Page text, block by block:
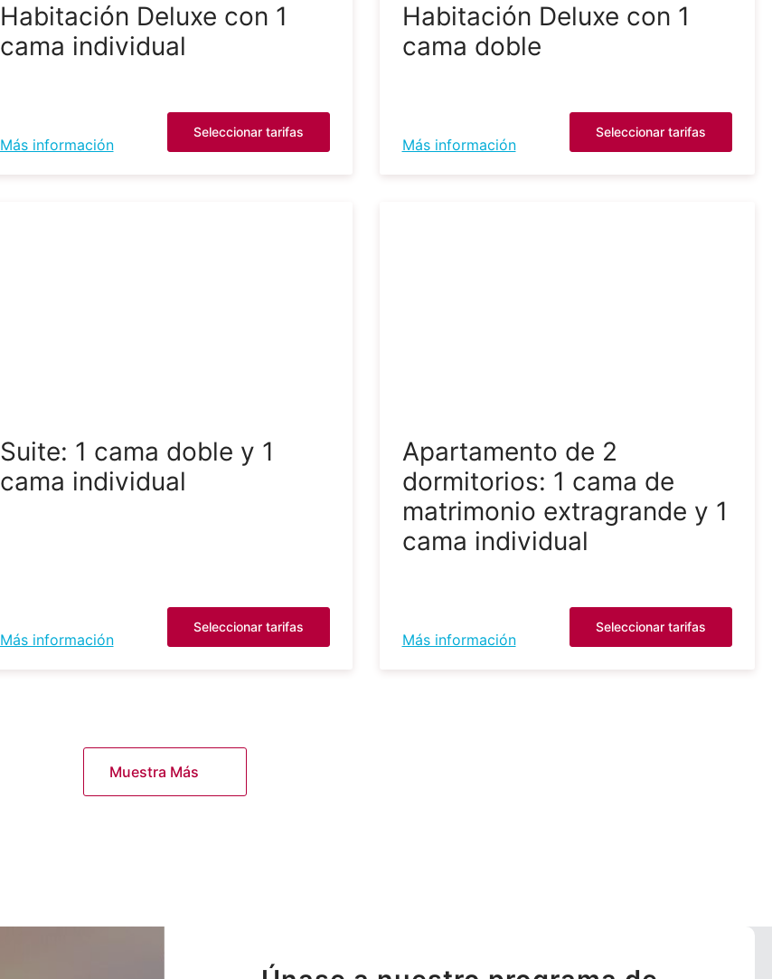
Habitación Deluxe con 1
cama individual
Más información
Seleccionar tarifas
Habitación Deluxe con 1
cama doble
Más información
Seleccionar tarifas
Suite: 1 cama doble y 1
cama individual
Más información
Seleccionar tarifas
Apartamento de 2
dormitorios: 1 cama de
matrimonio extragrande y 1
cama individual
Más información
Seleccionar tarifas
Muestra Más